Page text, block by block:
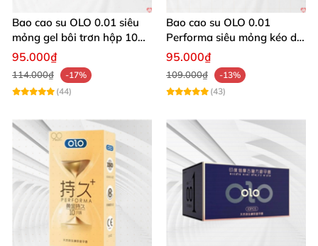
web để chiêm ngưỡng, tìm muanhững sản phẩm
bao cao su chính hãng, độc đáo nhất. Chúc bạn có
những giây phút mua hàng vui vẻ!
Bao cao su OLO 0.01 siêu
mỏng gel bôi trơn hộp 10
chiếc mềm mại
95.000₫
114.000₫
-17%
(44)
Bao cao su OLO 0.01
Performa siêu mỏng kéo dài
thời gian hộp 10 cái
95.000₫
109.000₫
-13%
(43)